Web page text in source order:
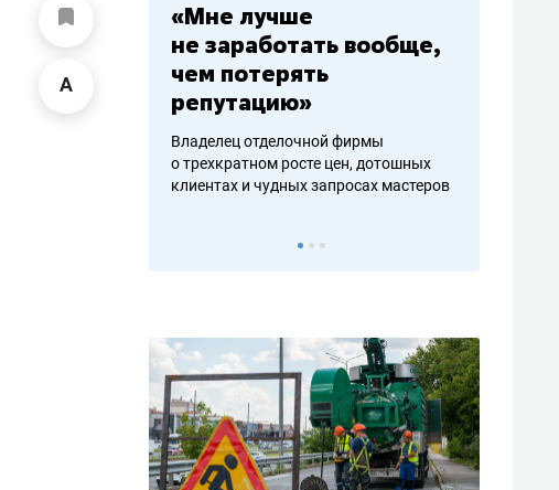
«Мне лучше
не заработать вообще,
чем потерять
репутацию»
Владелец отделочной фирмы
о трехкратном росте цен, дотошных
клиентах и чудных запросах мастеров